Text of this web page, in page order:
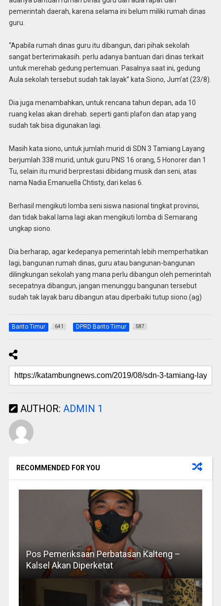
pemerintah daerah, karena selama ini belum miliki rumah dinas
guru.
“Apabila rumah dinas guru itu dibangun, dari pihak sekolah
sangat berterimakasih. perlu adanya bantuan dari dinas terkait
untuk merehab gedung pertemuan. Pasalnya saat ini, gedung
Aula sekolah tersebut sudah tak layak” kata Siono, Jum’at (23/8).
Dia juga menambahkan, untuk rencana tahun depan, ada 10
ruang kelas akan direhab. seperti ganti plafon dan atap yang
sudah tak bisa digunakan lagi.
Masih kata siono, untuk jumlah murid di SDN 3 Tamiang Layang
berjumlah 338 murid, untuk guru PNS 16 orang, 5 Honorer dan 1
Tu, selain itu murid berprestasi dibidang musik dan seni, atas
nama Nadia Emanuella Chtisty, dari kelas 6.
Berhasil mengikuti lomba seni siswa nasional tingkat provinsi,
dan tidak bakal lama lagi akan mengikuti lomba di Semarang
ungkap siono.
Dia berharap, agar kedepanya pemerintah lebih memperhatikan
lagi, bangunan rumah dinas, guru atau bangunan-bangunan
dilingkungan sekolah yang mana perlu dibangun oleh pemerintah
secepatnya dibangun, jangan menunggu bangunan tersebut
sudah tak layak baru dibangun atau diperbaiki tutup siono.(ag)
Barito Timur 641 DPRD Barito Timur 587
AUTHOR: ADMIN 1
RECOMMENDED FOR YOU
Pos Pemeriksaan Perbatasan Kalteng –
Kalsel Akan Diperketat